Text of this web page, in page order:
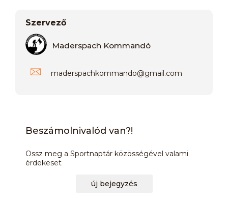
Szervező
Maderspach Kommandó
maderspachkommando@gmail.com
Beszámolnivalód van?!
Ossz meg a Sportnaptár közösségével valami
érdekeset
új bejegyzés